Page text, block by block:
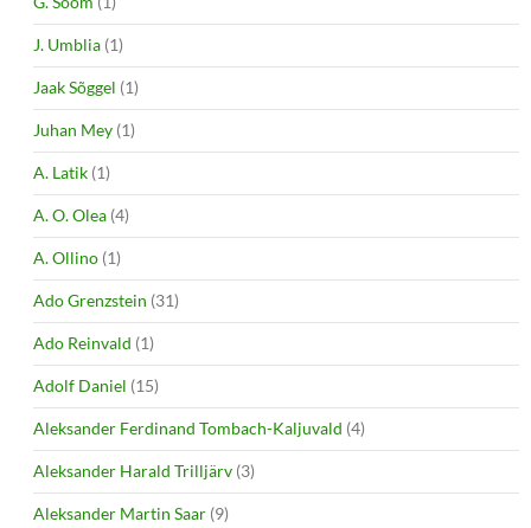
J. Umblia (1)
Jaak Sõggel (1)
Juhan Mey (1)
A. Latik (1)
A. O. Olea (4)
A. Ollino (1)
Ado Grenzstein (31)
Ado Reinvald (1)
Adolf Daniel (15)
Aleksander Ferdinand Tombach-Kaljuvald (4)
Aleksander Harald Trilljärv (3)
Aleksander Martin Saar (9)